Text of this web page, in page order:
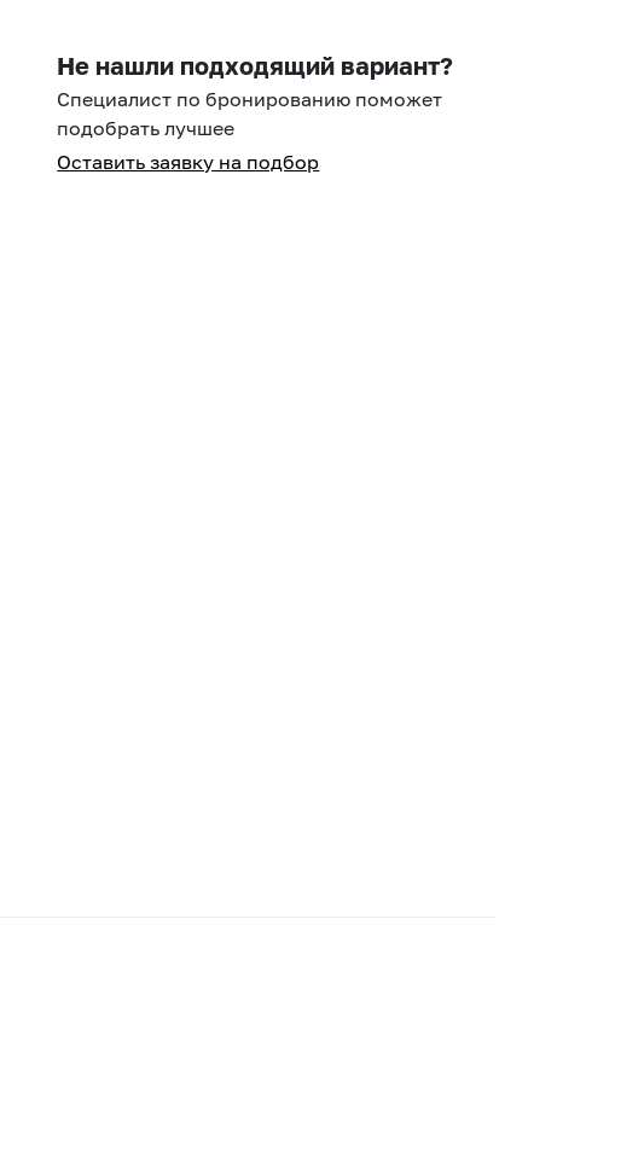
select
a
date.
the
select
a
the
Не нашли подходящий вариант?
Специалист по бронированию поможет
подобрать лучшее
Оставить заявку на подбор